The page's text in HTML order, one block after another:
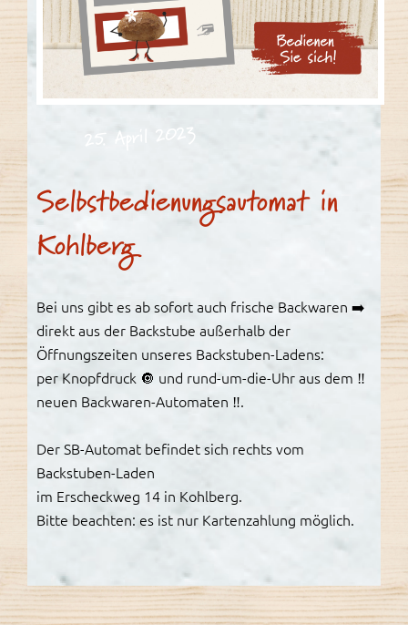
25. April 2023
Selbstbedienungsautomat in
Kohlberg
Bei uns gibt es ab sofort auch frische Backwaren ➡️
direkt aus der Backstube außerhalb der
Öffnungszeiten unseres Backstuben-Ladens:
per Knopfdruck 🔘 und rund-um-die-Uhr aus dem ‼️
neuen Backwaren-Automaten ‼️.
Der SB-Automat befindet sich rechts vom
Backstuben-Laden
im Erscheckweg 14 in Kohlberg.
Bitte beachten: es ist nur Kartenzahlung möglich.